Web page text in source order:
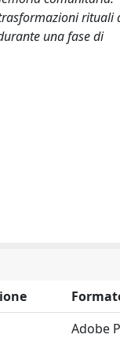
rituali
una fase di
Adobe